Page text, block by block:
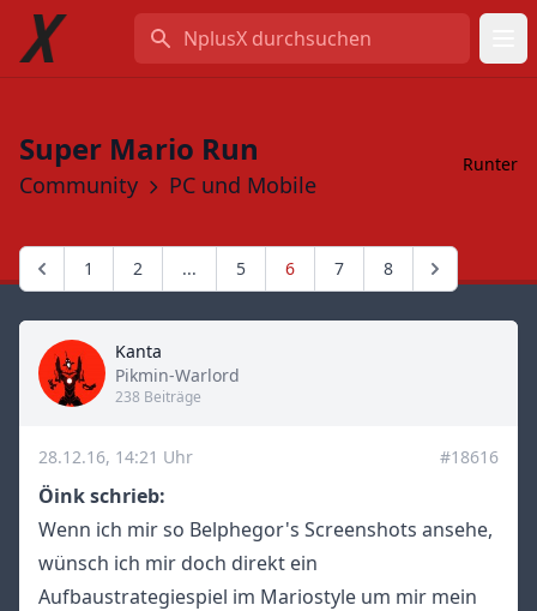
NplusX durchsuchen
Super Mario Run
Community PC und Mobile
Runter
1 2 ... 5 6 7 8
Kanta
Title
Pikmin-Warlord
238 Beiträge
28.12.16, 14:21 Uhr #18616
Öink schrieb:
Wenn ich mir so Belphegor's Screenshots ansehe,
wünsch ich mir doch direkt ein
Aufbaustrategiespiel im Mariostyle um mir mein